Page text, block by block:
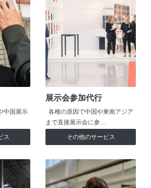
中国展示
ス
展示会参加代行
各種の原因で中国や東南アジア
まで直接展示会に参…
その他のサービス